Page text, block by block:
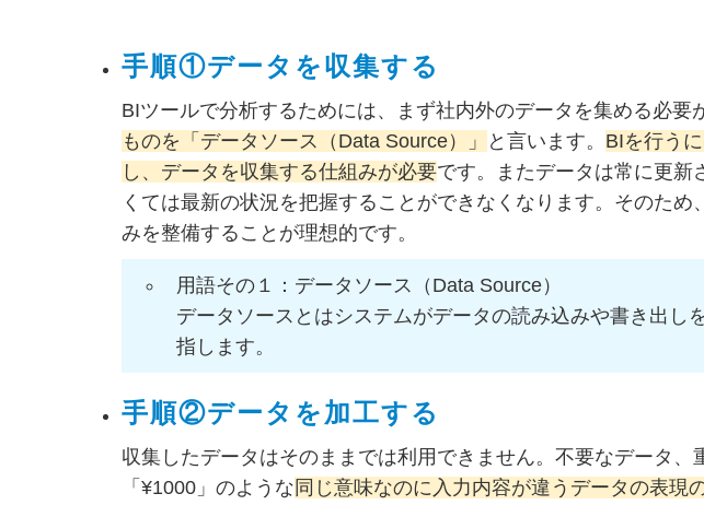
手順①データを収集する
BIツールで分析するためには、まず社内外のデータを集める必要
ものを「データソース（Data Source）」
と言います。 BIを行う
し、データを収集する仕組みが必要です。またデータは常に更新
くては最新の状況を把握することができなくなります。そのため、
みを整備することが理想的です。
用語その１：データソース（Data Source）
データソースとはシステムがデータの読み込みや書き出し
指します。
手順②データを加工する
収集したデータはそのままでは利用できません。不要なデータ、
「¥1000」のような 同じ意味なのに入力内容が違うデータの表現